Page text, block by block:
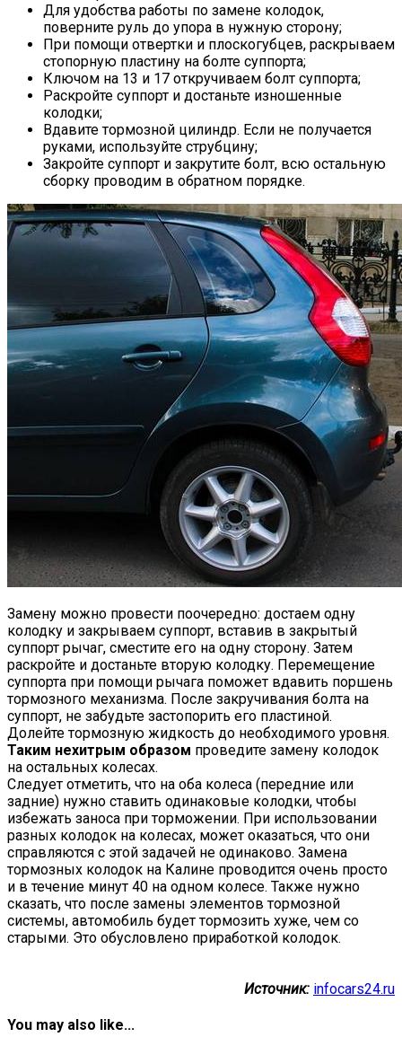
Для удобства работы по замене колодок,
поверните руль до упора в нужную сторону;
При помощи отвертки и плоскогубцев, раскрываем
стопорную пластину на болте суппорта;
Ключом на 13 и 17 откручиваем болт суппорта;
Раскройте суппорт и достаньте изношенные
колодки;
Вдавите тормозной цилиндр. Если не получается
руками, используйте струбцину;
Закройте суппорт и закрутите болт, всю остальную
сборку проводим в обратном порядке.
Замену можно провести поочередно: достаем одну
колодку и закрываем суппорт, вставив в закрытый
суппорт рычаг, сместите его на одну сторону. Затем
раскройте и достаньте вторую колодку. Перемещение
суппорта при помощи рычага поможет вдавить поршень
тормозного механизма. После закручивания болта на
суппорт, не забудьте застопорить его пластиной.
Долейте тормозную жидкость до необходимого уровня.
Таким нехитрым образом проведите замену колодок
на остальных колесах.
Следует отметить, что на оба колеса (передние или
задние) нужно ставить одинаковые колодки, чтобы
избежать заноса при торможении. При использовании
разных колодок на колесах, может оказаться, что они
справляются с этой задачей не одинаково. Замена
тормозных колодок на Калине проводится очень просто
и в течение минут 40 на одном колесе. Также нужно
сказать, что после замены элементов тормозной
системы, автомобиль будет тормозить хуже, чем со
старыми. Это обусловлено приработкой колодок.
Источник: infocars24.ru
You may also like...